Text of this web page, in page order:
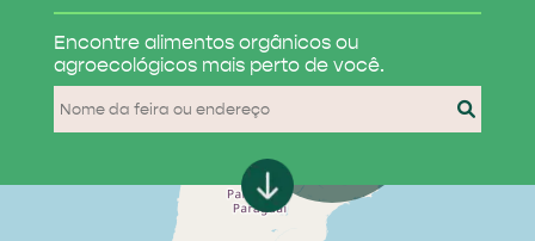
Encontre alimentos orgânicos ou
agroecológicos mais perto de você.
284
31